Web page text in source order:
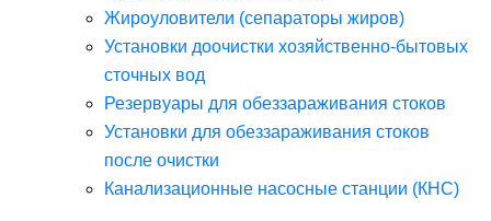
Жироуловители (сепараторы жиров)
Установки доочистки хозяйственно-бытовых
сточных вод
Резервуары для обеззараживания стоков
Установки для обеззараживания стоков
после очистки
Канализационные насосные станции (КНС)